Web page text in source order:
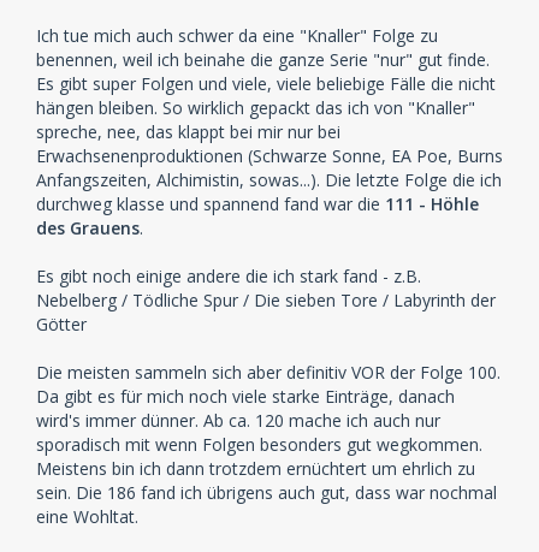
Ich tue mich auch schwer da eine "Knaller" Folge zu
benennen, weil ich beinahe die ganze Serie "nur" gut finde.
Es gibt super Folgen und viele, viele beliebige Fälle die nicht
hängen bleiben. So wirklich gepackt das ich von "Knaller"
spreche, nee, das klappt bei mir nur bei
Erwachsenenproduktionen (Schwarze Sonne, EA Poe, Burns
Anfangszeiten, Alchimistin, sowas...). Die letzte Folge die ich
durchweg klasse und spannend fand war die 111 - Höhle
des Grauens.
Es gibt noch einige andere die ich stark fand - z.B.
Nebelberg / Tödliche Spur / Die sieben Tore / Labyrinth der
Götter
Die meisten sammeln sich aber definitiv VOR der Folge 100.
Da gibt es für mich noch viele starke Einträge, danach
wird's immer dünner. Ab ca. 120 mache ich auch nur
sporadisch mit wenn Folgen besonders gut wegkommen.
Meistens bin ich dann trotzdem ernüchtert um ehrlich zu
sein. Die 186 fand ich übrigens auch gut, dass war nochmal
eine Wohltat.